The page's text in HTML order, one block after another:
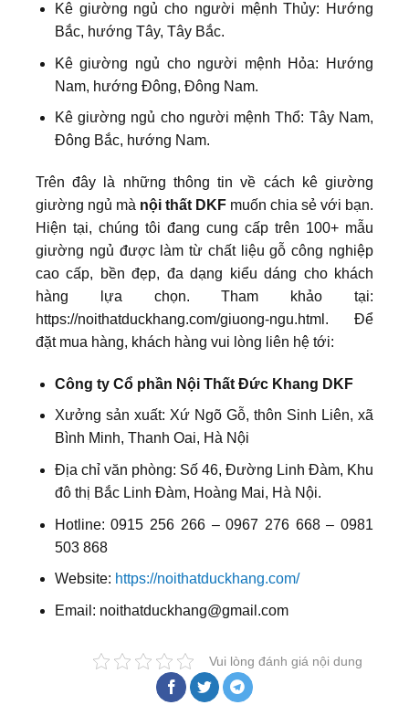
Kê giường ngủ cho người mệnh Thủy: Hướng
Bắc, hướng Tây, Tây Bắc.
Kê giường ngủ cho người mệnh Hỏa: Hướng
Nam, hướng Đông, Đông Nam.
Kê giường ngủ cho người mệnh Thổ: Tây Nam,
Đông Bắc, hướng Nam.
Trên đây là những thông tin về cách kê giường
giường ngủ mà nội thất DKF muốn chia sẻ với bạn.
Hiện tại, chúng tôi đang cung cấp trên 100+ mẫu
giường ngủ được làm từ chất liệu gỗ công nghiệp
cao cấp, bền đẹp, đa dạng kiểu dáng cho khách
hàng lựa chọn. Tham khảo tại:
https://noithatduckhang.com/giuong-ngu.html. Để
đặt mua hàng, khách hàng vui lòng liên hệ tới:
Công ty Cổ phần Nội Thất Đức Khang DKF
Xưởng sản xuất: Xứ Ngõ Gỗ, thôn Sinh Liên, xã
Bình Minh, Thanh Oai, Hà Nội
Địa chỉ văn phòng: Số 46, Đường Linh Đàm, Khu
đô thị Bắc Linh Đàm, Hoàng Mai, Hà Nội.
Hotline: 0915 256 266 – 0967 276 668 – 0981
503 868
Website: https://noithatduckhang.com/
Email: noithatduckhang@gmail.com
Vui lòng đánh giá nội dung